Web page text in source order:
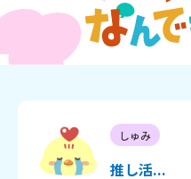
しゅみ
推し活...